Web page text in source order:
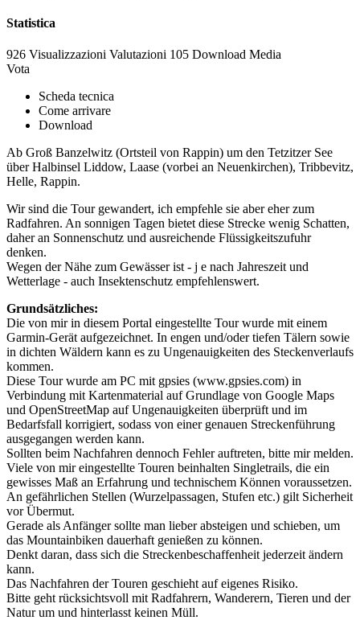
Statistica
926 Visualizzazioni Valutazioni 105 Download Media
Vota
Scheda tecnica
Come arrivare
Download
Ab Groß Banzelwitz (Ortsteil von Rappin) um den Tetzitzer See
über Halbinsel Liddow, Laase (vorbei an Neuenkirchen), Tribbevitz,
Helle, Rappin.
Wir sind die Tour gewandert, ich empfehle sie aber eher zum
Radfahren. An sonnigen Tagen bietet diese Strecke wenig Schatten,
daher an Sonnenschutz und ausreichende Flüssigkeitszufuhr
denken.
Wegen der Nähe zum Gewässer ist - j e nach Jahreszeit und
Wetterlage - auch Insektenschutz empfehlenswert.
Grundsätzliches:
Die von mir in diesem Portal eingestellte Tour wurde mit einem
Garmin-Gerät aufgezeichnet. In engen und/oder tiefen Tälern sowie
in dichten Wäldern kann es zu Ungenauigkeiten des Steckenverlaufs
kommen.
Diese Tour wurde am PC mit gpsies (www.gpsies.com) in
Verbindung mit Kartenmaterial auf Grundlage von Google Maps
und OpenStreetMap auf Ungenauigkeiten überprüft und im
Bedarfsfall korrigiert, sodass von einer genauen Streckenführung
ausgegangen werden kann.
Sollten beim Nachfahren dennoch Fehler auftreten, bitte mir melden.
Viele von mir eingestellte Touren beinhalten Singletrails, die ein
gewisses Maß an Erfahrung und technischem Können voraussetzen.
An gefährlichen Stellen (Wurzelpassagen, Stufen etc.) gilt Sicherheit
vor Übermut.
Gerade als Anfänger sollte man lieber absteigen und schieben, um
das Mountainbiken dauerhaft genießen zu können.
Denkt daran, dass sich die Streckenbeschaffenheit jederzeit ändern
kann.
Das Nachfahren der Touren geschieht auf eigenes Risiko.
Bitte geht rücksichtsvoll mit Radfahrern, Wanderern, Tieren und der
Natur um und hinterlasst keinen Müll.